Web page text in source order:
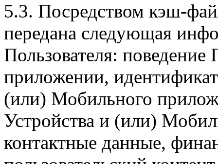
5.3. Посредством кэш-
передана следующая
Пользователя:
приложении,
(или) Мобильного
Устройства и (или)
контактные данные,